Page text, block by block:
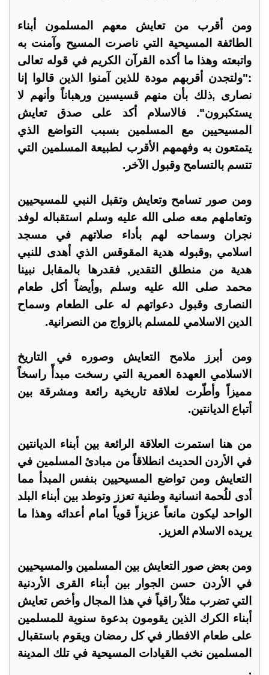
ومن أقرب من تعايش معهم المسلمون أبناء
الطائفة المسيحية التي ناصرت المسيح وآمنت به
واتبعته وهذا ما أكده القرآن الكريم في قوله تعالى
:"ولتجدن أقربهم مودة للذين آمنوا الذين قالوا إنا
نصارى ,ذلك بأن منهم قسيسين ورهباناً وأنهم لا
يستكبرون". فالاسلام أكد على صدق تعايش
المسيحيين مع المسلمين بسبب التواضع الذي
يتمتعون به وفهمهم الأقرب لطبيعة المسلمين التي
تتسم بالتسامح وقبول الآخر.
ومن صور تسامح وتعايش وتقبل النبي للمسيحيين
وتعاملهم معه صلى الله عليه وسلم استقباله لوفد
نجران وسماحه لهم بأداء صلاتهم في مسجد
اسلامي ,وقبوله هدية المقوقس الذي أهدى للنبي
هدية من منطلق التقدير, فقدرها بالمقابل نبينا
محمد صلى الله عليه وسلم ,وأيضاً أكل طعام
النصارى وقبول دعواتهم له على الطعام وسماح
الدين الاسلامي للمسلم بالزواج من النصرانية.
ومن أبرز ملامح التعايش وصوره في التاريخ
الاسلامي العهدة العمرية التي رسخت مبدأً راسخاً
مميزاً وأطّرت لعلاقة تاريخية رائعة ومشرقة بين
أتباع الديانتين.
من هنا استمرت العلاقة الرائعة بين أبناء الديانتين
في الأردن الحديث انطلاقاً من مبادئ المسلمين في
التعايش ومن تواضع المسيحيين بنفس المبدأ مما
أدى للُحمة انسانية وطنية تعزز وتوطد بين أبناء البلد
الواحد ليكون مانعاً عزيزاً قوياً امام أعدائه وهذا ما
يريده الاسلام العزيز.
ومن بعض صور التعايش بين المسلمين والمسيحيين
في الأردن حسن الجوار بين أبناء القرى الأردنية
التي تضرب مثلاً راقياً في هذا المجال وأخص تعايش
أبناء الكرك الذين يقومون بدعوة سنوية للمسلمين
على طعام الافطار في كل رمضان ويقوم باستقبال
المسلمين نخب القيادات المسيحية في تلك المدينة
.